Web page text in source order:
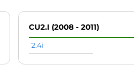
CU2.I (2008 - 2011)
2.4i